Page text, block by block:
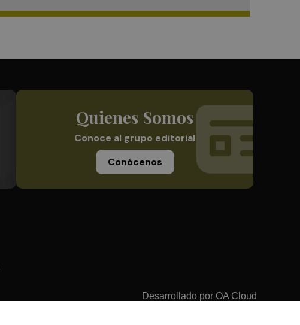
Quienes Somos
Conoce al grupo editorial
Conócenos
Desarrollado por OA Cloud